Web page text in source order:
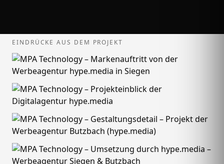
EINDRÜCKE AUS DEM PROJEKT